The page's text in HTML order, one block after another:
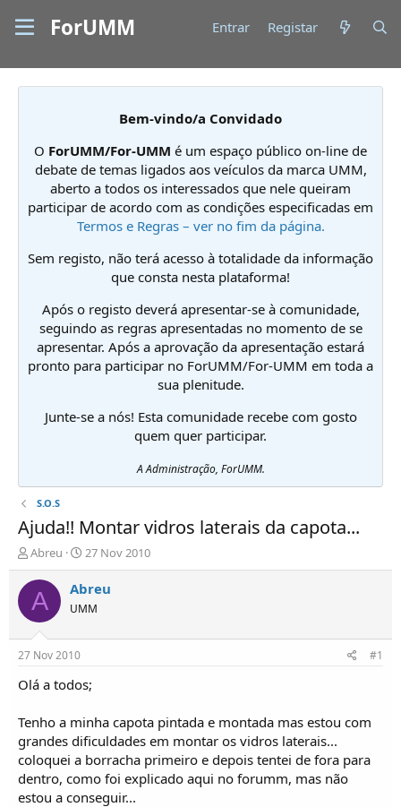
ForUMM Entrar Registar
Bem-vindo/a Convidado
O ForUMM/For-UMM é um espaço público on-line de
debate de temas ligados aos veículos da marca UMM,
aberto a todos os interessados que nele queiram
participar de acordo com as condições especificadas em
Termos e Regras – ver no fim da página.
Sem registo, não terá acesso à totalidade da informação
que consta nesta plataforma!
Após o registo deverá apresentar-se à comunidade,
seguindo as regras apresentadas no momento de se
apresentar. Após a aprovação da apresentação estará
pronto para participar no ForUMM/For-UMM em toda a
sua plenitude.
Junte-se a nós! Esta comunidade recebe com gosto
quem quer participar.
A Administração, ForUMM.
S.O.S
Ajuda!! Montar vidros laterais da capota...
I
n
i
c
i
d
o
r
T
ó
p
i
c
Abreu
D
a
t
d
í
c
o
27 Nov 2010
A Abreu
UMM
27 Nov 2010 #1
Olá a todos;
Tenho a minha capota pintada e montada mas estou com
grandes dificuldades em montar os vidros laterais...
coloquei a borracha primeiro e depois tentei de fora para
dentro, como foi explicado aqui no forumm, mas não
estou a conseguir...